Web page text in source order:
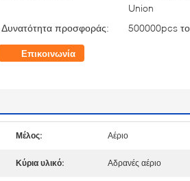
Union
Δυνατότητα προσφοράς:
500000pcs
Επικοινωνία
Μέλος: Αέριο
Κύρια υλικό: Αδρανές αέριο